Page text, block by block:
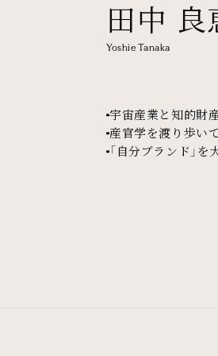
田中
Yoshie Tanaka
宇宙産業と知的財
産官学を渡り歩い
「自分ブランド」